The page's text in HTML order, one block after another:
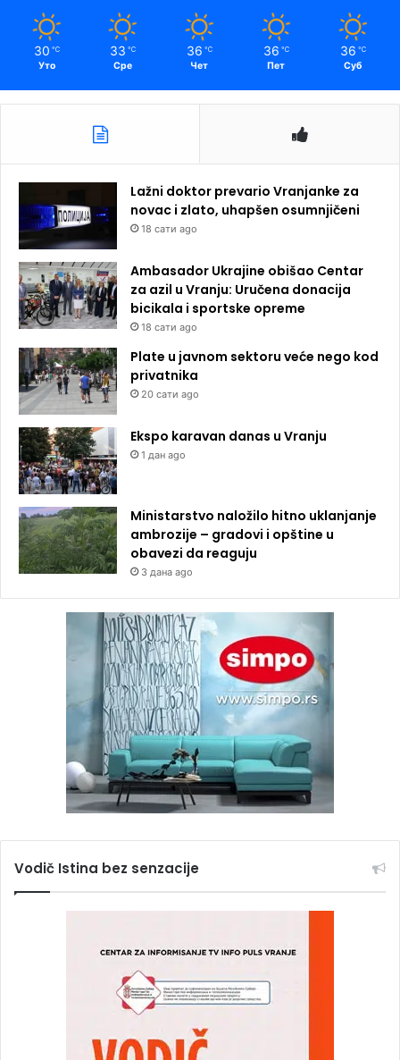
30 ℃
Уто
33 ℃
Сре
36 ℃
Чет
36 ℃
Пет
36 ℃
Суб
Lažni doktor prevario Vranjanke za
novac i zlato, uhapšen osumnjičeni
18 сати ago
Ambasador Ukrajine obišao Centar
za azil u Vranju: Uručena donacija
bicikala i sportske opreme
18 сати ago
Plate u javnom sektoru veće nego kod
privatnika
20 сати ago
Ekspo karavan danas u Vranju
1 дан ago
Ministarstvo naložilo hitno uklanjanje
ambrozije – gradovi i opštine u
obavezi da reaguju
3 дана ago
Vodič Istina bez senzacije